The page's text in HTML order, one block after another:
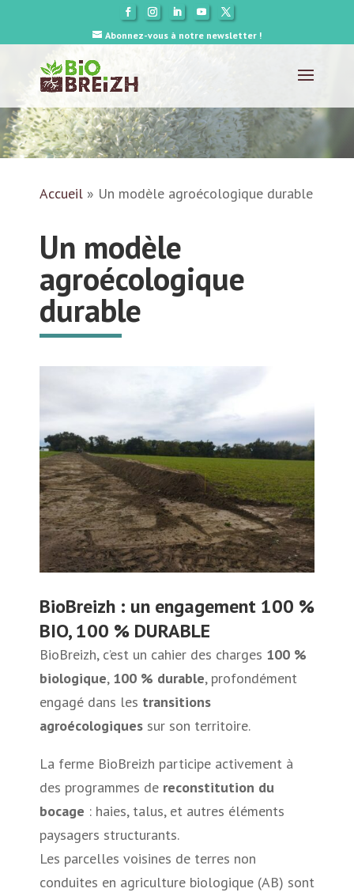
Abonnez-vous à notre newsletter !
Accueil » Un modèle agroécologique durable
Un modèle
agroécologique
durable
BioBreizh : un engagement 100 %
BIO, 100 % DURABLE
BioBreizh, c’est un cahier des charges 100 %
biologique, 100 % durable, profondément
engagé dans les transitions
agroécologiques sur son territoire.
La ferme BioBreizh participe activement à
des programmes de reconstitution du
bocage : haies, talus, et autres éléments
paysagers structurants.
Les parcelles voisines de terres non
conduites en agriculture biologique (AB) sont